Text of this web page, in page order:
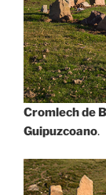
Cromlech de
Guipuzcoano.